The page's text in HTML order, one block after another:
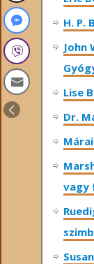
H. P.
John
Lise
Dr.
vagy